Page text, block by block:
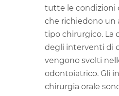
tutte le condizioni
che richiedono un
tipo chirurgico. La
degli interventi di
vengono svolti
odontoiatrico. Gli
chirurgia orale